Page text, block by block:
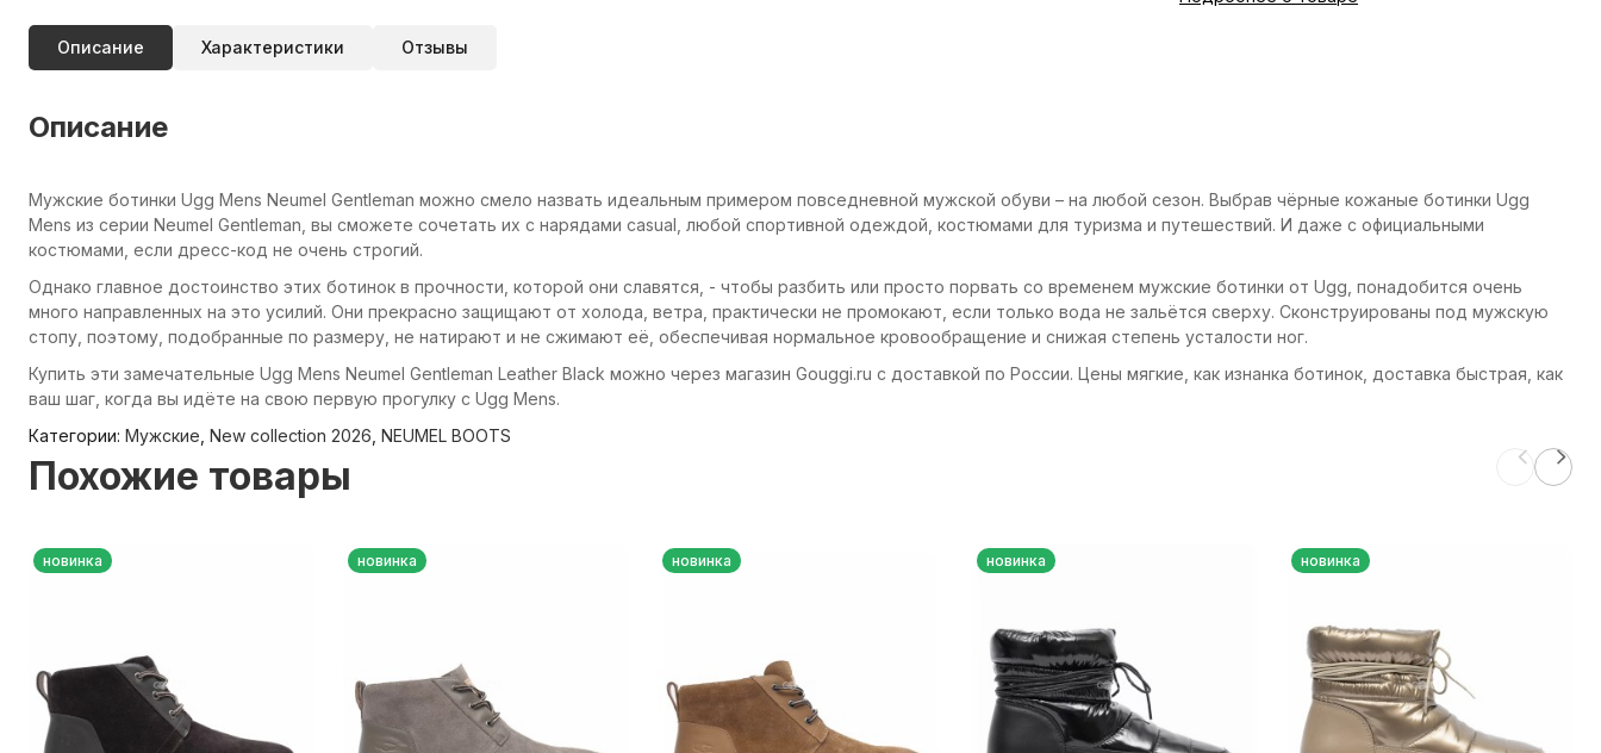
Описание Характеристики Отзывы
Описание
Мужские ботинки Ugg Mens Neumel Gentleman можно смело назвать идеальным примером повседневной мужской обуви – на любой сезон. Выбрав чёрные кожаные ботинки Ugg
Mens из серии Neumel Gentleman, вы сможете сочетать их с нарядами casual, любой спортивной одеждой, костюмами для туризма и путешествий. И даже с официальными
костюмами, если дресс-код не очень строгий.
Однако главное достоинство этих ботинок в прочности, которой они славятся, - чтобы разбить или просто порвать со временем мужские ботинки от Ugg, понадобится очень
много направленных на это усилий. Они прекрасно защищают от холода, ветра, практически не промокают, если только вода не зальётся сверху. Сконструированы под мужскую
стопу, поэтому, подобранные по размеру, не натирают и не сжимают её, обеспечивая нормальное кровообращение и снижая степень усталости ног.
Купить эти замечательные Ugg Mens Neumel Gentleman Leather Black можно через магазин Gouggi.ru с доставкой по России. Цены мягкие, как изнанка ботинок, доставка быстрая, как
ваш шаг, когда вы идёте на свою первую прогулку с Ugg Mens.
Категории: Мужские New collection 2026 NEUMEL BOOTS
Похожие товары
новинка новинка новинка новинка новинка